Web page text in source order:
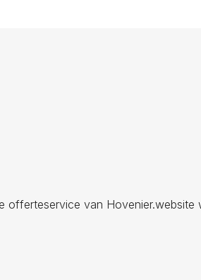
offerteservice van Hovenier.website